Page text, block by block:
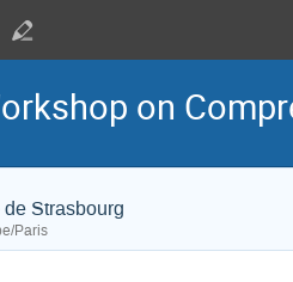
on
Strasbourg
Paris